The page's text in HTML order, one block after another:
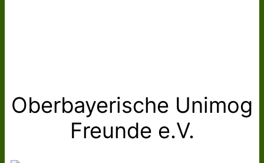
Oberbayerische Unimog
Freunde e.V.